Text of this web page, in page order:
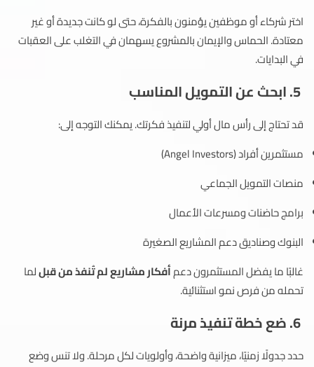
اختر شركاء أو موظفين يؤمنون بالفكرة، حتى لو كانت جديدة أو غير
معتادة. الحماس والإيمان بالمشروع يسهمان في التغلب على العقبات
في البدايات.
قد تحتاج إلى رأس مال أولي لتنفيذ فكرتك. يمكنك التوجه إلى:
مستثمرين أفراد (Angel Investors)
منصات التمويل الجماعي
برامج حاضنات ومسرعات الأعمال
البنوك وصناديق دعم المشاريع الصغيرة
غالبًا ما يفضل المستثمرون دعمأفكار مشاريع لم تُنفذ من قبللما
تحمله من فرص نمو استثنائية.
حدد جدولًا زمنيًا، ميزانية واضحة، وأولويات لكل مرحلة. ولا تنس وضع